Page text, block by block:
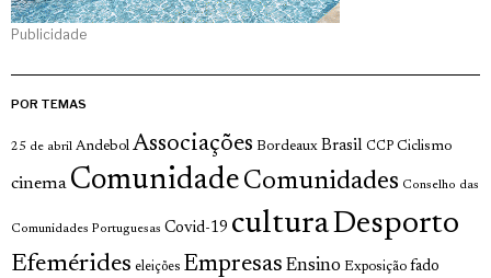
Publicidade
POR TEMAS
25 de abril Andebol Associações Bordeaux Brasil CCP Ciclismo
cinema Comunidade Comunidades Conselho das
Comunidades Portuguesas Covid-19 culturaDesporto
Efemérides eleições Empresas Ensino Exposição fado